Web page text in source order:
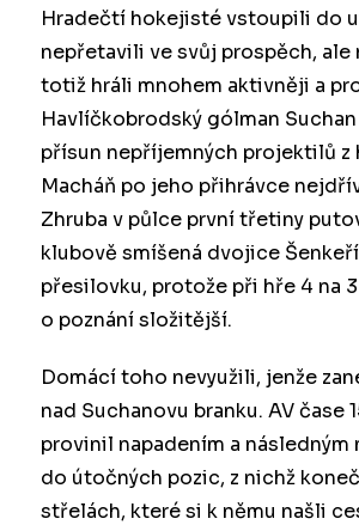
Hradečtí hokejisté vstoupili do
nepřetavili ve svůj prospěch,
totiž hráli mnohem aktivněji a
Havlíčkobrodský gólman
přísun nepříjemných projektilů z
Macháň po jeho přihrávce
Zhruba v půlce první třetiny
klubově smíšená dvojice
přesilovku, protože při hře 4 na
o poznání složitější.
Domácí toho nevyužili, jenže
nad Suchanovu branku. AV
provinil napadením a
do útočných pozic, z nichž
střelách, které si k němu našli